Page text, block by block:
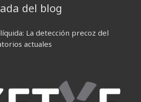
del blog
La detección precoz del
actuales